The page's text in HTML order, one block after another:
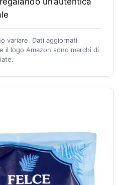
variare. Dati aggiornati
il logo Amazon sono marchi di